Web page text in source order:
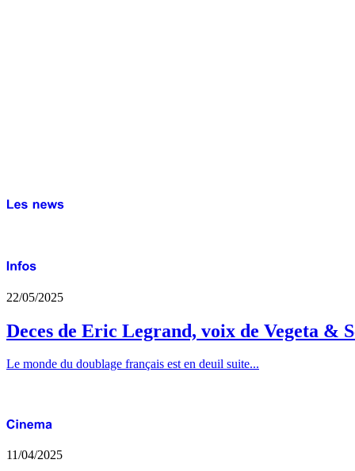
22/05/2025
Deces de Eric Legrand, voix de Vegeta &
Le monde du doublage français est en deuil suite...
11/04/2025